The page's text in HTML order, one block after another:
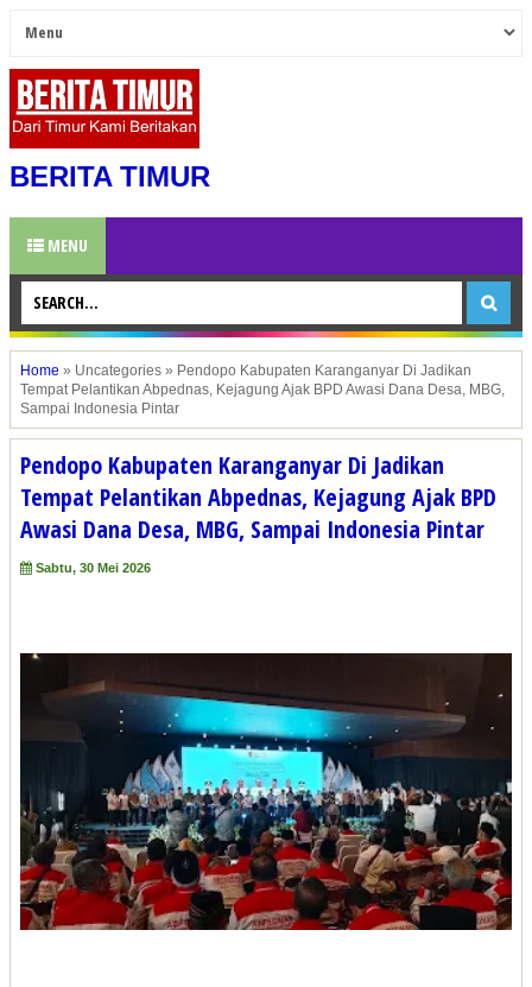
BERITA TIMUR
MENU
Home » Uncategories » Pendopo Kabupaten Karanganyar Di Jadikan
Tempat Pelantikan Abpednas, Kejagung Ajak BPD Awasi Dana Desa, MBG,
Sampai Indonesia Pintar
Pendopo Kabupaten Karanganyar Di Jadikan
Tempat Pelantikan Abpednas, Kejagung Ajak BPD
Awasi Dana Desa, MBG, Sampai Indonesia Pintar
Sabtu, 30 Mei 2026